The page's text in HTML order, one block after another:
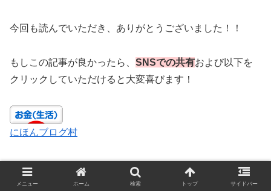
今回も読んでいただき、ありがとうございました！！
もしこの記事が良かったら、 SNSでの共有および以下を
クリックしていただけると大変喜びます！
にほんブログ村
投資 貯金
メニュー ホーム 検索 トップ サイドバー